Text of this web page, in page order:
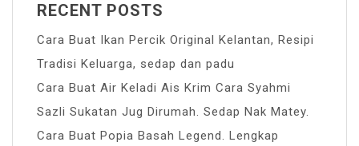
RECENT POSTS
Cara Buat Ikan Percik Original Kelantan, Resipi
Tradisi Keluarga, sedap dan padu
Cara Buat Air Keladi Ais Krim Cara Syahmi
Sazli Sukatan Jug Dirumah. Sedap Nak Matey.
Cara Buat Popia Basah Legend. Lengkap